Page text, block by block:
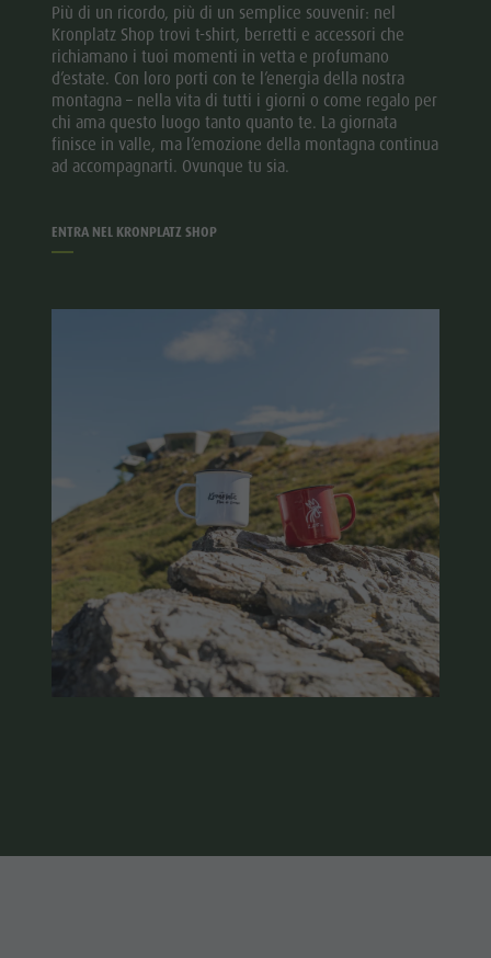
Più di un ricordo, più di un semplice souvenir: nel
Kronplatz Shop trovi t-shirt, berretti e accessori che
richiamano i tuoi momenti in vetta e profumano
d’estate. Con loro porti con te l’energia della nostra
montagna – nella vita di tutti i giorni o come regalo per
chi ama questo luogo tanto quanto te. La giornata
finisce in valle, ma l’emozione della montagna continua
ad accompagnarti. Ovunque tu sia.
ENTRA NEL KRONPLATZ SHOP